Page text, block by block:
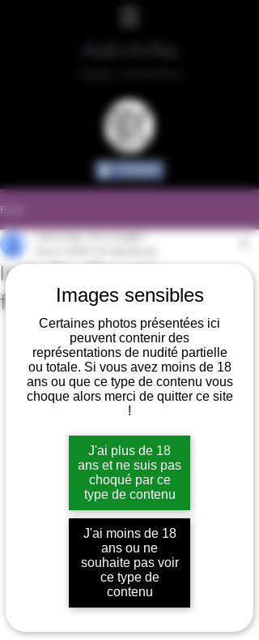
Images sensibles
Certaines photos présentées ici
peuvent contenir des
représentations de nudité partielle
ou totale. Si vous avez moins de 18
ans ou que ce type de contenu vous
choque alors merci de quitter ce site
!
J'ai plus de 18
ans et ne suis pas
choqué par ce
type de contenu
J'ai moins de 18
ans ou ne
souhaite pas voir
ce type de
contenu
AnErArNa
Post
Isabelle : Beauté
flamboyante
AnErArNa / Eric Guilbert